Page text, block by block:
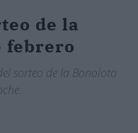
de la
febrero
sorteo de la Bonoloto